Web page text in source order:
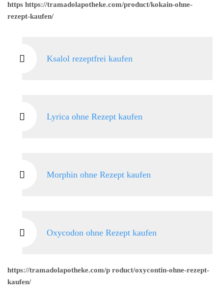
https https://tramadolapotheke.com/product/kokain-ohne-
rezept-kaufen/
Ksalol rezeptfrei kaufen
Lyrica ohne Rezept kaufen
Morphin ohne Rezept kaufen
Oxycodon ohne Rezept kaufen
https://tramadolapotheke.com/p roduct/oxycontin-ohne-rezept-
kaufen/